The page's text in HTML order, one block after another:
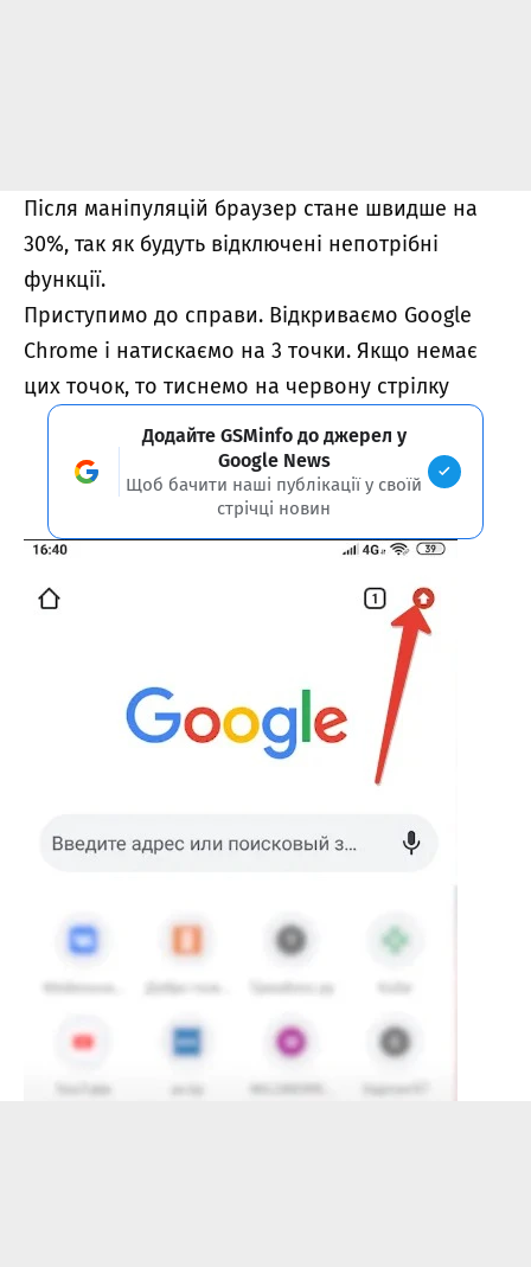
Після маніпуляцій браузер стане швидше на
30%, так як будуть відключені непотрібні
функції.
Приступимо до справи. Відкриваємо Google
Chrome і натискаємо на 3 точки. Якщо немає
цих точок, то тиснемо на червону стрілку
Додайте GSMinfo до джерел у
Google News
Щоб бачити наші публікації у своїй
стрічці новин